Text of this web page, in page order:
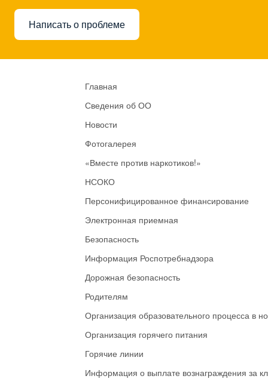
Написать о проблеме
Главная
Сведения об ОО
Новости
Фотогалерея
«Вместе против наркотиков!»
НСОКО
Персонифицированное финансирование
Электронная приемная
Безопасность
Информация Роспотребнадзора
Дорожная безопасность
Родителям
Организация образовательного процесса в
Организация горячего питания
Горячие линии
Информация о выплате вознаграждения за